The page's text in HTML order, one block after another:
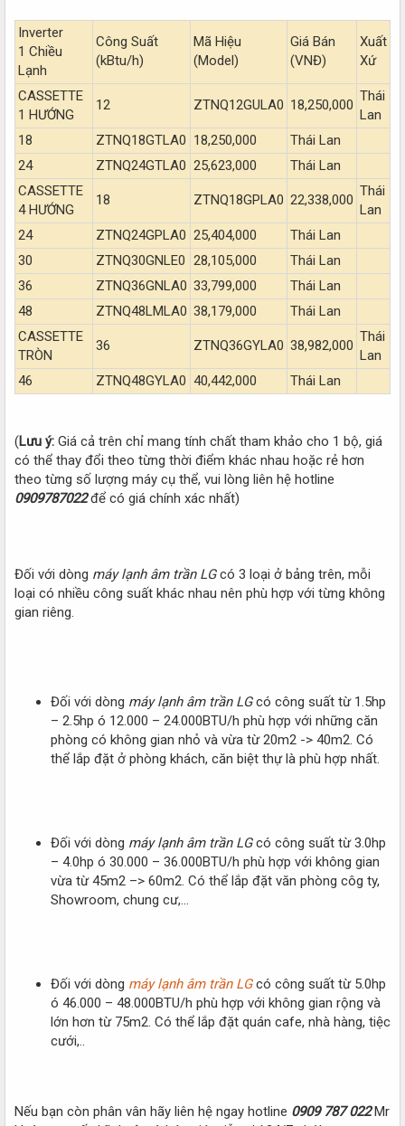
Inverter
1 Chiều
Lạnh
Công Suất
(kBtu/h)
Mã Hiệu
(Model)
Giá Bán
(VNĐ)
Xuất
Xứ
CASSETTE
1 HƯỚNG
12 ZTNQ12GULA0 18,250,000
Thái
Lan
18
ZTNQ18GTLA0 18,250,000
Thái Lan
24
ZTNQ24GTLA0 25,623,000
Thái Lan
CASSETTE
4 HƯỚNG
18 ZTNQ18GPLA0 22,338,000
Thái
Lan
24
ZTNQ24GPLA0 25,404,000
Thái Lan
30
ZTNQ30GNLE0 28,105,000
Thái Lan
36
ZTNQ36GNLA0 33,799,000
Thái Lan
48
ZTNQ48LMLA0 38,179,000
Thái Lan
CASSETTE
TRÒN
36 ZTNQ36GYLA0 38,982,000
Thái
Lan
46
ZTNQ48GYLA0 40,442,000 Thái Lan
(Lưu ý: Giá cả trên chỉ mang tính chất tham khảo cho 1 bộ, giá
có thể thay đổi theo từng thời điểm khác nhau hoặc rẻ hơn
theo từng số lượng máy cụ thể, vui lòng liên hệ hotline
0909787022để có giá chính xác nhất)
Đối với dòng máy lạnh âm trần LGcó 3 loại ở bảng trên, mỗi
loại có nhiều công suất khác nhau nên phù hợp với từng không
gian riêng.
Đối với dòng máy lạnh âm trần LGcó công suất từ 1.5hp
– 2.5hp ó 12.000 – 24.000BTU/h phù hợp với những căn
phòng có không gian nhỏ và vừa từ 20m2 -> 40m2. Có
thể lắp đặt ở phòng khách, căn biệt thự là phù hợp nhất.
Đối với dòng máy lạnh âm trần LGcó công suất từ 3.0hp
– 4.0hp ó 30.000 – 36.000BTU/h phù hợp với không gian
vừa từ 45m2 –> 60m2. Có thể lắp đặt văn phòng côg ty,
Showroom, chung cư,…
Đối với dòng máy lạnh âm trần LGcó công suất từ 5.0hp
ó 46.000 – 48.000BTU/h phù hợp với không gian rộng và
lớn hơn từ 75m2. Có thể lắp đặt quán cafe, nhà hàng, tiệc
cưới,..
Nếu bạn còn phân vân hãy liên hệ ngay hotline 0909 787 022Mr